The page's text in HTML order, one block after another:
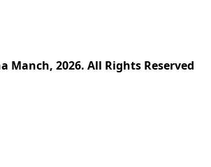
Manch, 2026. All Rights Reserved